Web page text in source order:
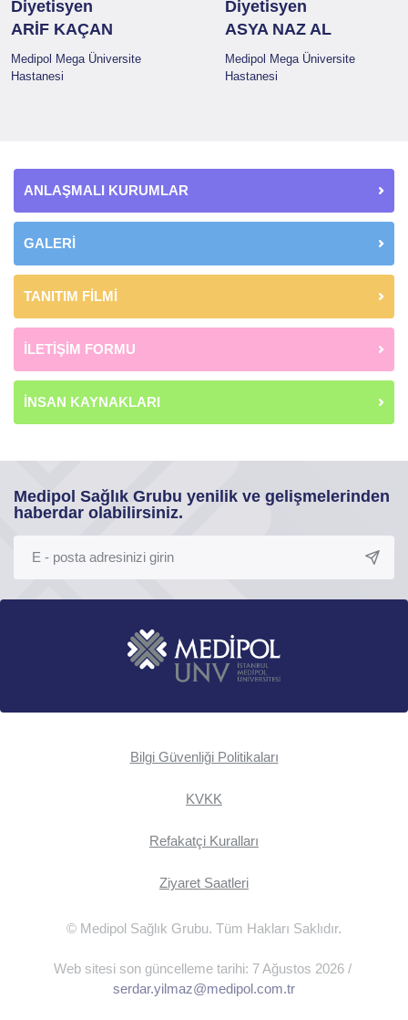
Diyetisyen
ARİF KAÇAN
Medipol Mega Üniversite
Hastanesi
Diyetisyen
ASYA NAZ AL
Medipol Mega Üniversite
Hastanesi
ANLAŞMALI KURUMLAR
GALERİ
TANITIM FİLMİ
İLETİŞİM FORMU
İNSAN KAYNAKLARI
Medipol Sağlık Grubu yenilik ve gelişmelerinden
haberdar olabilirsiniz.
Bilgi Güvenliği Politikaları
KVKK
Refakatçi Kuralları
Ziyaret Saatleri
© Medipol Sağlık Grubu. Tüm Hakları Saklıdır.
Web sitesi son güncelleme tarihi: 7 Ağustos 2026 /
serdar.yilmaz@medipol.com.tr